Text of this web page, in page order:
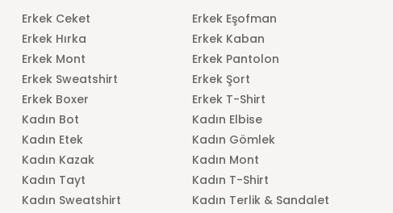
Erkek Ceket
Erkek Eşofman
Erkek Hırka
Erkek Kaban
Erkek Mont
Erkek Pantolon
Erkek Sweatshirt
Erkek Şort
Erkek Boxer
Erkek T-Shirt
Kadın Bot
Kadın Elbise
Kadın Etek
Kadın Gömlek
Kadın Kazak
Kadın Mont
Kadın Tayt
Kadın T-Shirt
Kadın Sweatshirt Kadın Terlik & Sandalet